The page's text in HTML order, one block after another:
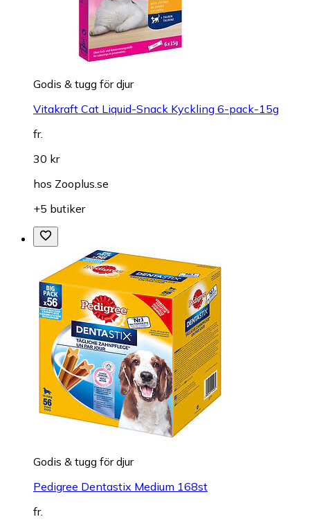
Godis & tugg för djur
Vitakraft Cat Liquid-Snack Kyckling 6-pack-15g
fr.
30 kr
hos Zooplus.se
+5 butiker
Godis & tugg för djur
Pedigree Dentastix Medium 168st
fr.